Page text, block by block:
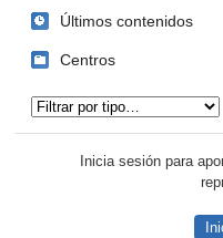
Últimos contenidos
Centros
Inicia sesión para